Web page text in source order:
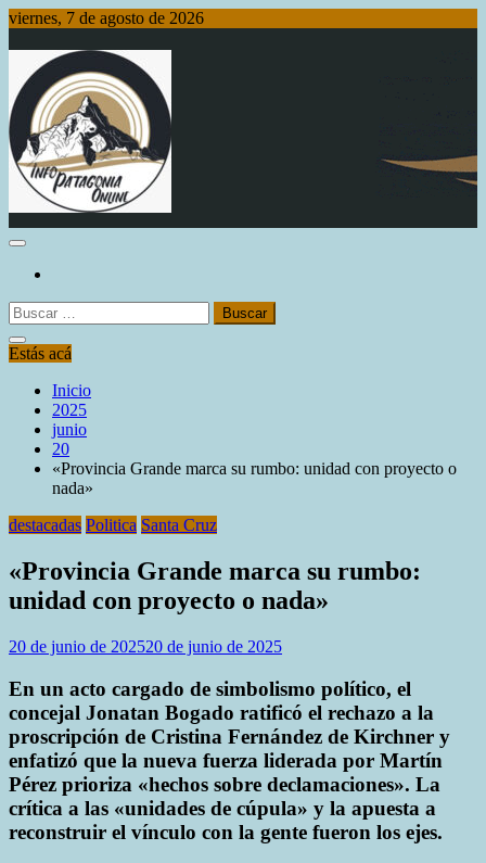
Saltar
contenido
viernes, 7 de agosto de 2026
Info Patagonia Online
Buscar:
Estás acá
Inicio
2025
junio
20
«Provincia Grande marca su rumbo: unidad con proyecto o
nada»
destacadas Politica Santa Cruz
«Provincia Grande marca su rumbo:
unidad con proyecto o nada»
20 de junio de 202520 de junio de 2025
En un acto cargado de simbolismo político, el
concejal Jonatan Bogado ratificó el rechazo a la
proscripción de Cristina Fernández de Kirchner y
enfatizó que la nueva fuerza liderada por Martín
Pérez prioriza «hechos sobre declamaciones». La
crítica a las «unidades de cúpula» y la apuesta a
reconstruir el vínculo con la gente fueron los ejes.